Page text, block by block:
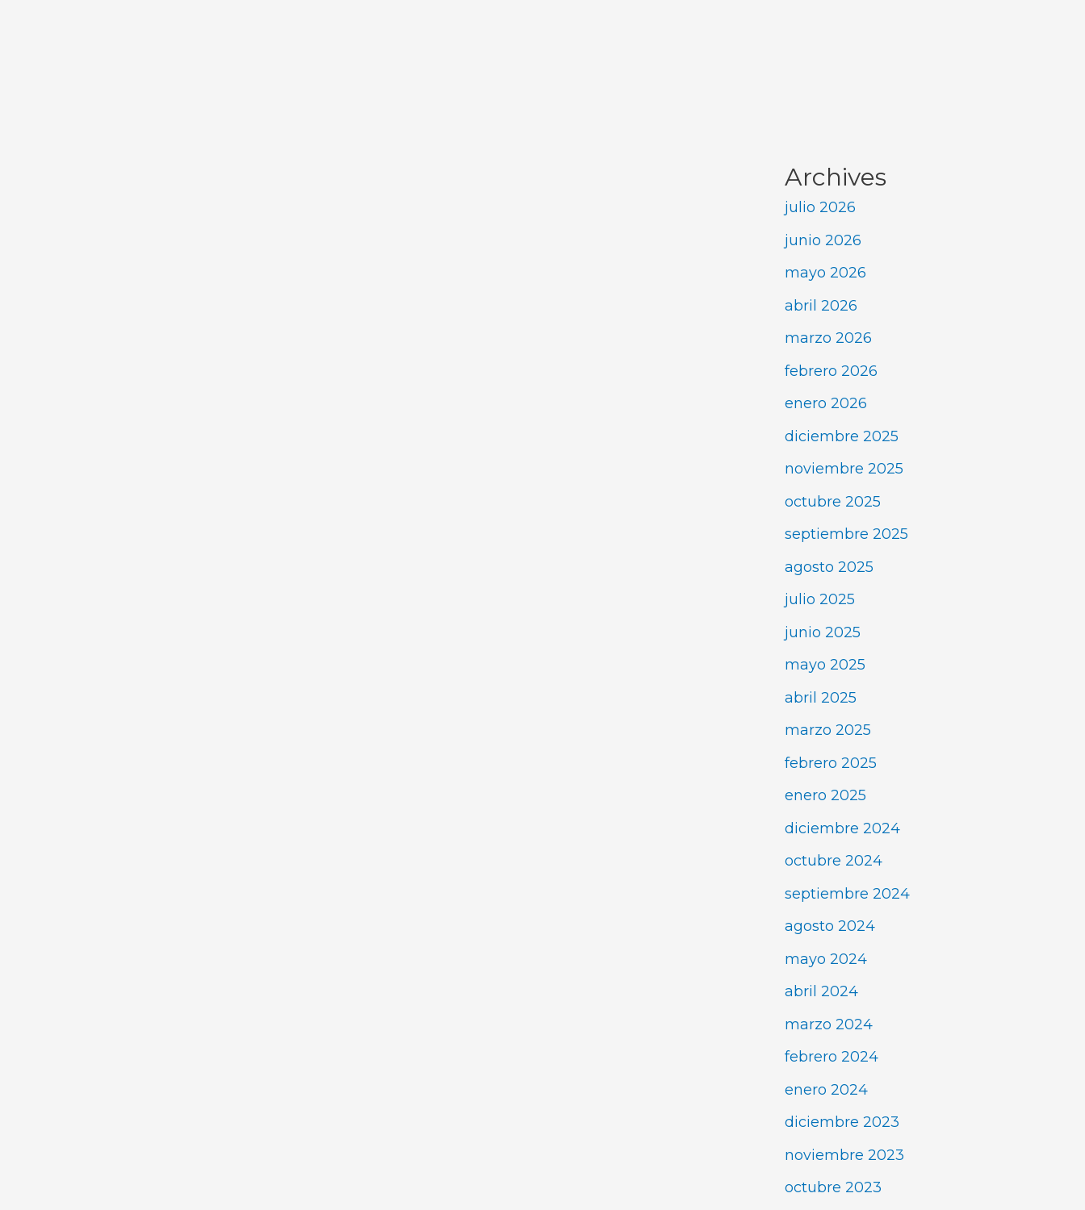
Archives
julio 2026
junio 2026
mayo 2026
abril 2026
marzo 2026
febrero 2026
enero 2026
diciembre 2025
noviembre 2025
octubre 2025
septiembre 2025
agosto 2025
julio 2025
junio 2025
mayo 2025
abril 2025
marzo 2025
febrero 2025
enero 2025
diciembre 2024
octubre 2024
septiembre 2024
agosto 2024
mayo 2024
abril 2024
marzo 2024
febrero 2024
enero 2024
diciembre 2023
noviembre 2023
octubre 2023